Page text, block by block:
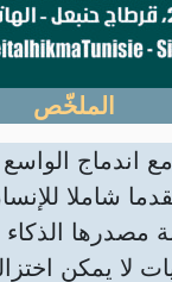
الملخّص
مع اندماج
شاملا
مصدرها
لا يمكن